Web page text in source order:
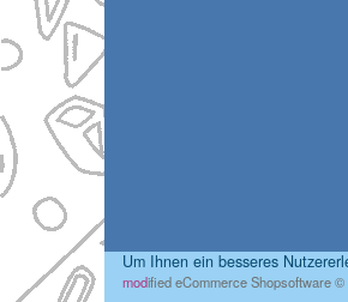
Um Ihnen ein besseres
modified eCommerce Shopsoftware